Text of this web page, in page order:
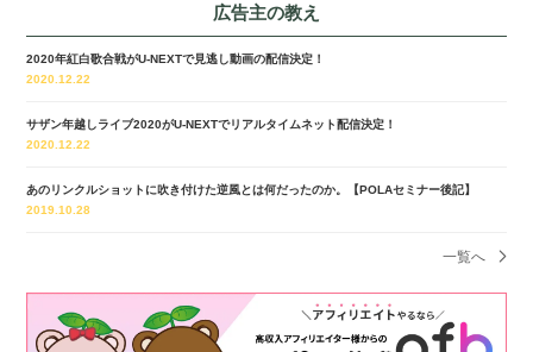
広告主の教え
2020年紅白歌合戦がU-NEXTで見逃し動画の配信決定！
2020.12.22
サザン年越しライブ2020がU-NEXTでリアルタイムネット配信決定！
2020.12.22
あのリンクルショットに吹き付けた逆風とは何だったのか。【POLAセミナー後記】
2019.10.28
一覧へ